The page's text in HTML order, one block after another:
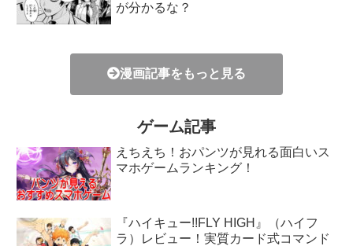
が分かるな？
漫画記事をもっと見る
ゲーム記事
えちえち！おパンツが見れる面白いス
マホゲームランキング！
『ハイキュー!!FLY HIGH』（ハイフ
ラ）レビュー！実質カード式コマンド